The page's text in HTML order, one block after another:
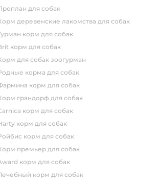
проплан для собак
корм деревенские лакомства для собак
гурман корм для собак
brit корм для собак
корм для собак зоогурман
родные корма для собак
фармина корм для собак
корм грандорф для собак
carnica корм для собак
harty корм для собак
ройбис корм для собак
корм премьер для собак
award корм для собак
лечебный корм для собак